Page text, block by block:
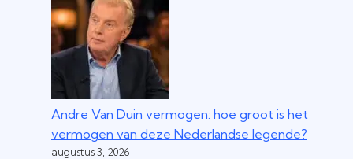
Andre Van Duin vermogen: hoe groot is het
vermogen van deze Nederlandse legende?
augustus 3, 2026